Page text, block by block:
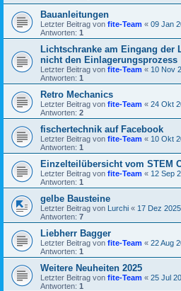
Bauanleitungen
Letzter Beitrag von fite-Team « 09 Jan
Antworten: 1
Lichtschranke am Eingang der
nicht den Einlagerungsprozess
Letzter Beitrag von fite-Team « 10 Nov
Antworten: 1
Retro Mechanics
Letzter Beitrag von fite-Team « 24 Okt
Antworten: 2
fischertechnik auf Facebook
Letzter Beitrag von fite-Team « 10 Okt
Antworten: 1
Einzelteilübersicht vom STEM
Letzter Beitrag von fite-Team « 12 Sep
Antworten: 1
gelbe Bausteine
Letzter Beitrag von Lurchi « 17 Dez
Antworten: 7
Liebherr Bagger
Letzter Beitrag von fite-Team « 22 Aug
Antworten: 1
Weitere Neuheiten 2025
Letzter Beitrag von fite-Team « 25 Jul
Antworten: 1